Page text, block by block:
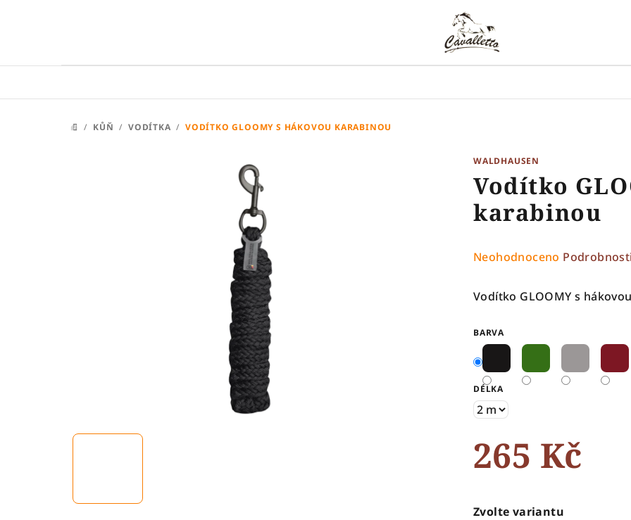
DOMŮ
/ KŮŇ / VODÍTKA / VODÍTKO GLOOMY S HÁKOVOU KARABINOU
WALDHAUSEN
Vodítko
karabinou
Průměrné
produktu
z
5
hvězdiček.
Neohodnoceno
Vodítko GLOOMY s
BARVA
DÉLKA
265 Kč
cena:
Zvolte variantu